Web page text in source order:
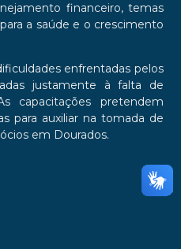
financeiro, temas
a saúde e o crescimento
enfrentadas pelos
justamente à falta de
capacitações pretendem
para auxiliar na tomada de
em Dourados.